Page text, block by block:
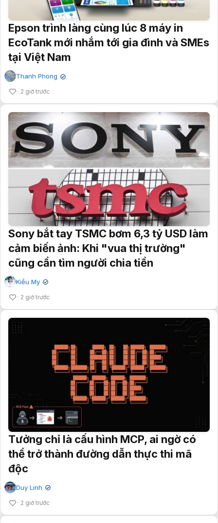
Epson trình làng cùng lúc 8 máy in
EcoTank mới nhắm tới gia đình và SMEs
tại Việt Nam
Thanh Phong ✔
2 giờ trước
Sony bắt tay TSMC bơm 6,3 tỷ USD làm
cảm biến ảnh: Khi "vua thị trường"
cũng cần tìm người chia tiền
Kiều My ✔
2 giờ trước
Tưởng chỉ là cấu hình MCP, ai ngờ có
thể trở thành đường dẫn thực thi mã
độc
Duy Linh ✔
2 giờ trước